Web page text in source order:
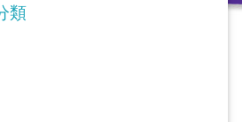
類